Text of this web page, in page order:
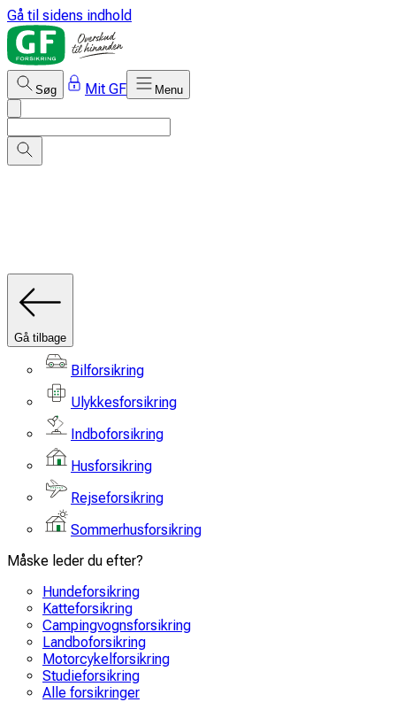
Gå til sidens indhold
Søg Mit GF Menu
Gå tilbage
Bilforsikring
Ulykkesforsikring
Indboforsikring
Husforsikring
Rejseforsikring
Sommerhusforsikring
Måske leder du efter?
Hundeforsikring
Katteforsikring
Campingvognsforsikring
Landboforsikring
Motorcykelforsikring
Studieforsikring
Alle forsikringer